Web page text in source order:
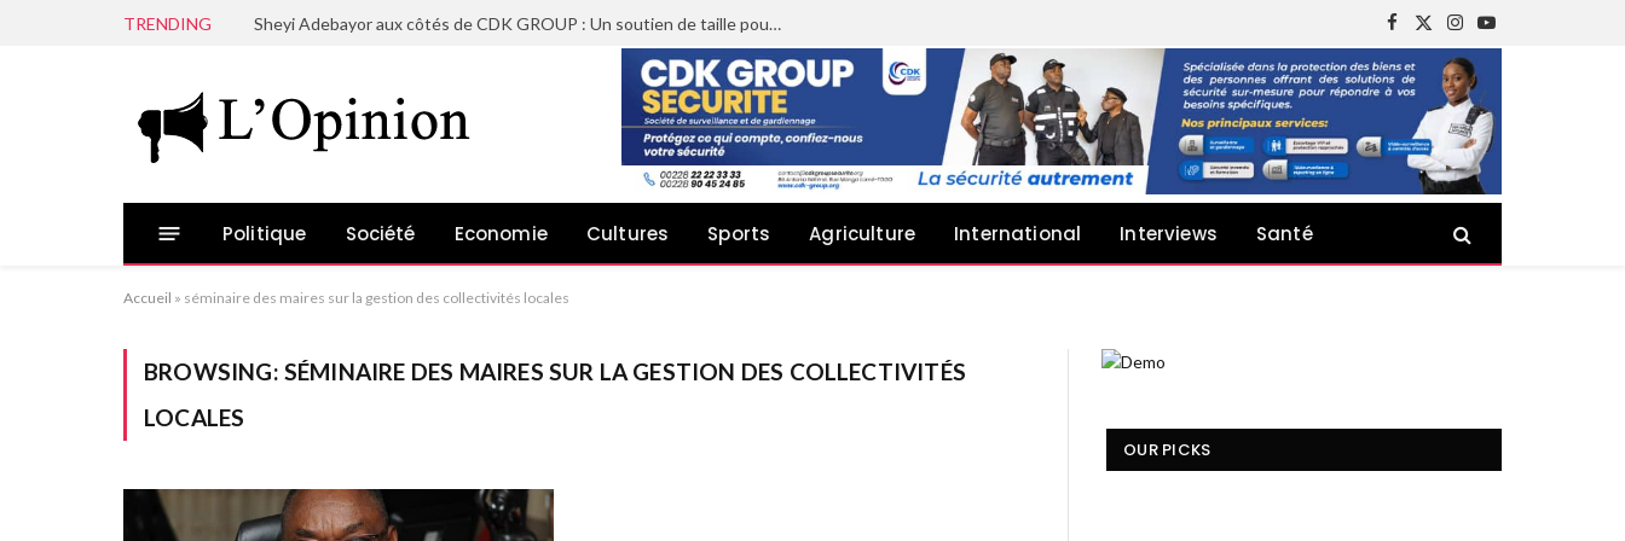
TRENDING Sheyi Adebayor aux côtés de CDK GROUP : Un soutien de taille pour le concert de Joachin Migos
Facebook
X
(Twitter)
Instagram
YouTube
Politique Société Economie Cultures Sports Agriculture International Interviews Santé
Accueil » séminaire des maires sur la gestion des collectivités locales
BROWSING: SÉMINAIRE DES MAIRES SUR LA GESTION DES COLLECTIVITÉS
LOCALES
OUR PICKS